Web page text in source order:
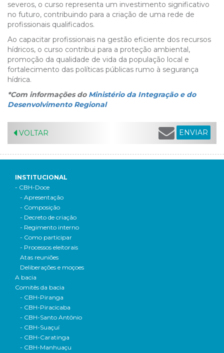
severos, o curso representa um investimento significativo
no futuro, contribuindo para a criação de uma rede de
profissionais qualificados.
Ao capacitar profissionais na gestão eficiente dos recursos
hídricos, o curso contribui para a proteção ambiental,
promoção da qualidade de vida da população local e
fortalecimento das políticas públicas rumo à segurança
hídrica.
*Com informações do Ministério da Integração e do
Desenvolvimento Regional
VOLTAR ENVIAR
INSTITUCIONAL
- CBH-Doce
- Apresentação
- Composição
- Decreto de criação
- Regimento interno
- Como participar
- Processos eleitorais
Atas reuniões
Deliberações e moçoes
A bacia
Comitês da bacia
- CBH-Piranga
- CBH-Piracicaba
- CBH-Santo Antônio
- CBH-Suaçuí
- CBH-Caratinga
- CBH-Manhuaçu